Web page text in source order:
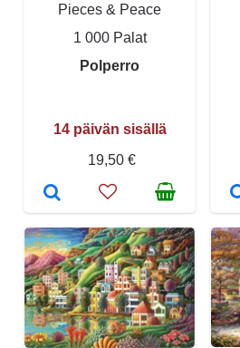
Pieces & Peace
1 000 Palat
Polperro
14 päivän sisällä
19,50 €